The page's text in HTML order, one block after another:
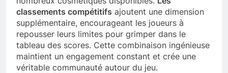
classements compétitifs ajoutent une dimension
supplémentaire, encourageant les joueurs à
repousser leurs limites pour grimper dans le
tableau des scores. Cette combinaison ingénieuse
maintient un engagement constant et crée une
véritable communauté autour du jeu.